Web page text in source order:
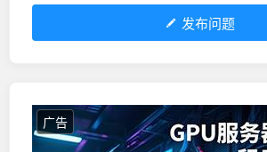
发布问题
广告